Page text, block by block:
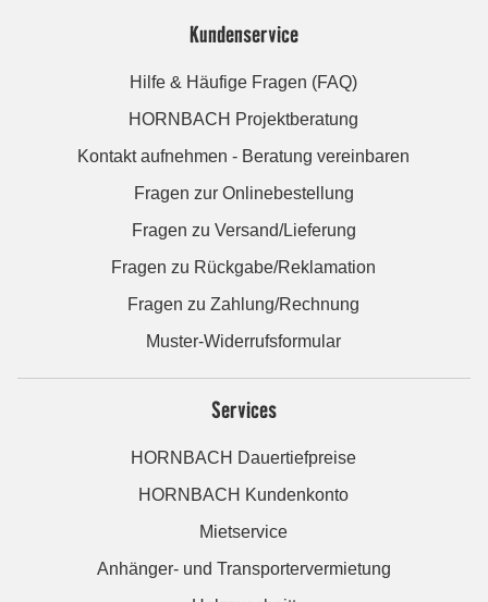
Kundenservice
Hilfe & Häufige Fragen (FAQ)
HORNBACH Projektberatung
Kontakt aufnehmen - Beratung vereinbaren
Fragen zur Onlinebestellung
Fragen zu Versand/Lieferung
Fragen zu Rückgabe/Reklamation
Fragen zu Zahlung/Rechnung
Muster-Widerrufsformular
Services
HORNBACH Dauertiefpreise
HORNBACH Kundenkonto
Mietservice
Anhänger- und Transportervermietung